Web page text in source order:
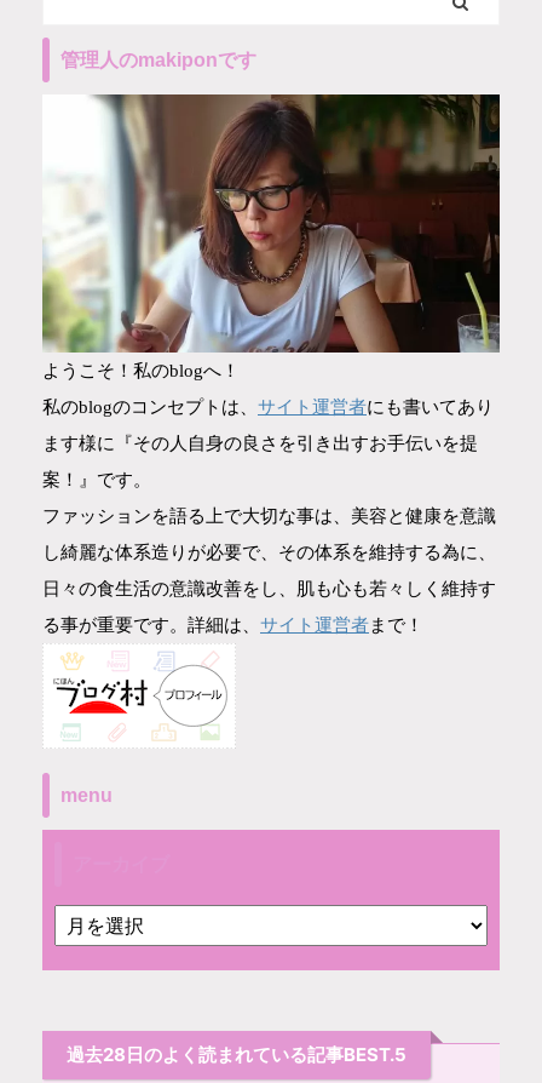
管理人のmakiponです
ようこそ！私のblogへ！
私のblogのコンセプトは、 サイト運営者にも書いてあり
ます様に『その人自身の良さを引き出すお手伝いを提
案！』です。
ファッションを語る上で大切な事は、美容と健康を意識
し綺麗な体系造りが必要で、その体系を維持する為に、
日々の食生活の意識改善をし、肌も心も若々しく維持す
る事が重要です。詳細は、 サイト運営者まで！
menu
過去28日のよく読まれている記事BEST.5